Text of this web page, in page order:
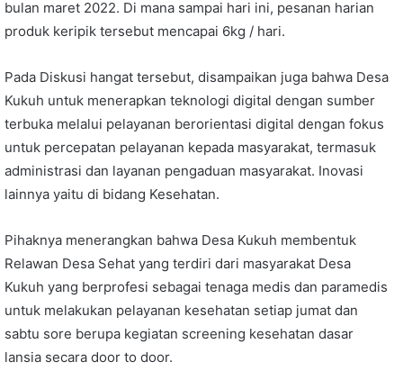
bulan maret 2022. Di mana sampai hari ini, pesanan harian
produk keripik tersebut mencapai 6kg / hari.
Pada Diskusi hangat tersebut, disampaikan juga bahwa Desa
Kukuh untuk menerapkan teknologi digital dengan sumber
terbuka melalui pelayanan berorientasi digital dengan fokus
untuk percepatan pelayanan kepada masyarakat, termasuk
administrasi dan layanan pengaduan masyarakat. Inovasi
lainnya yaitu di bidang Kesehatan.
Pihaknya menerangkan bahwa Desa Kukuh membentuk
Relawan Desa Sehat yang terdiri dari masyarakat Desa
Kukuh yang berprofesi sebagai tenaga medis dan paramedis
untuk melakukan pelayanan kesehatan setiap jumat dan
sabtu sore berupa kegiatan screening kesehatan dasar
lansia secara door to door.